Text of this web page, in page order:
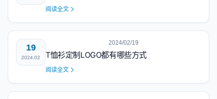
阅读全文
19
2024.02
2024/02/19
T恤衫定制LOGO都有哪些方式
阅读全文